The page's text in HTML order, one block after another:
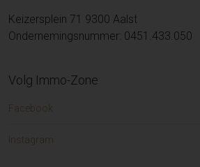
Keizersplein 71 9300 Aalst
Ondernemingsnummer: 0451.433.050
Volg Immo-Zone
Facebook
Instagram